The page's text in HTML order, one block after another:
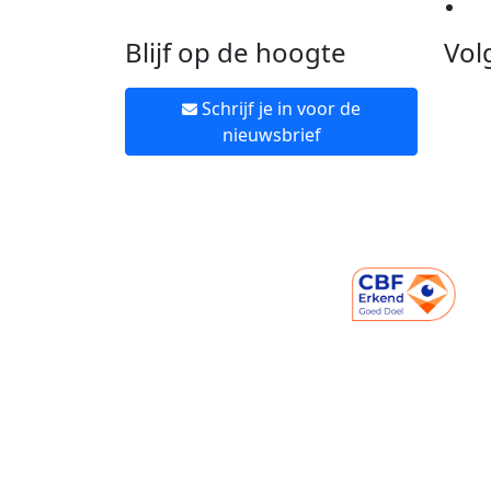
Blijf op de hoogte
Schrijf je in voor de
nieuwsbrief